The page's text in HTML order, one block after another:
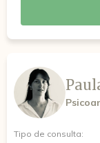
Tipo de consulta: